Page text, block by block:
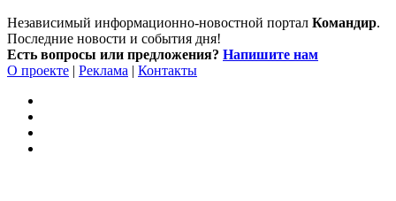
Независимый информационно-новостной портал Командир.
Последние новости и события дня!
Есть вопросы или предложения? Напишите нам
О проекте | Реклама | Контакты